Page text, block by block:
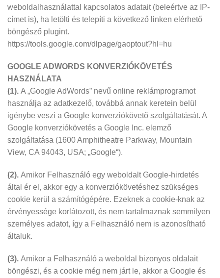
weboldalhasználattal kapcsolatos adatait (beleértve az IP-
címet is), ha letölti és telepíti a következő linken elérhető
böngésző plugint.
https://tools.google.com/dlpage/gaoptout?hl=hu
GOOGLE ADWORDS KONVERZIÓKÖVETÉS
HASZNÁLATA
(1). A „Google AdWords” nevű online reklámprogramot
használja az adatkezelő, továbbá annak keretein belül
igénybe veszi a Google konverziókövető szolgáltatását. A
Google konverziókövetés a Google Inc. elemző
szolgáltatása (1600 Amphitheatre Parkway, Mountain
View, CA 94043, USA; „Google“).
(2). Amikor Felhasználó egy weboldalt Google-hirdetés
által ér el, akkor egy a konverziókövetéshez szükséges
cookie kerül a számítógépére. Ezeknek a cookie-knak az
érvényessége korlátozott, és nem tartalmaznak semmilyen
személyes adatot, így a Felhasználó nem is azonosítható
általuk.
(3). Amikor a Felhasználó a weboldal bizonyos oldalait
böngészi, és a cookie még nem járt le, akkor a Google és